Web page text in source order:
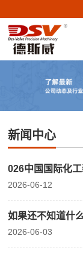
新闻中心
026中国国际化
2026-06-12
如果还不知道什
2026-06-03